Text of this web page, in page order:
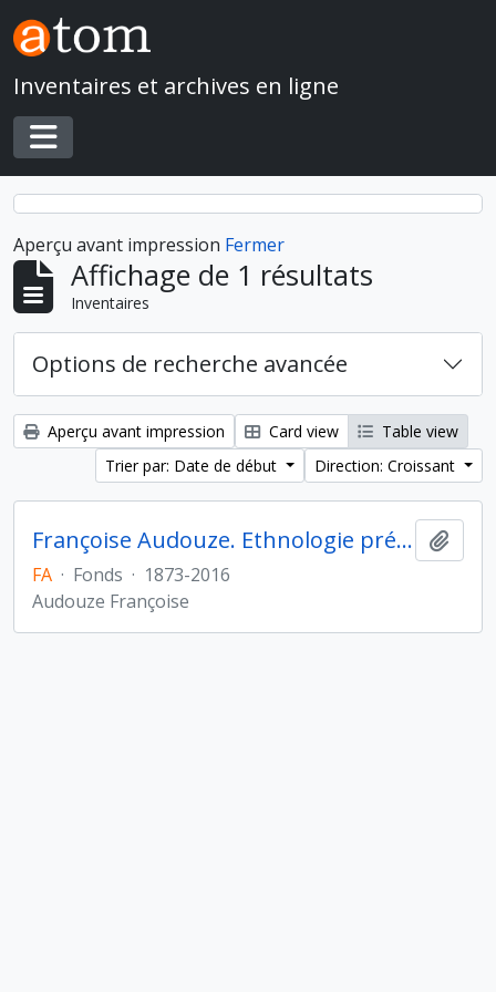
Skip to main content
Inventaires et archives en ligne
Toggle navigation
Aperçu avant impression Fermer
Affichage de 1 résultats
Inventaires
Options de recherche avancée
Aperçu avant impression Card view
Table view
Trier par: Date de début
Direction: Croissant
Françoise Audouze. Ethnologie préhistorique
FA · Fonds · 1873-2016
Audouze Françoise